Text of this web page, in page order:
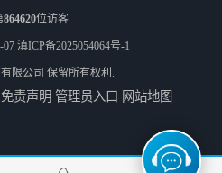
迪庆大型双机箱空降闸生成厂家
864620位访客
07 滇ICP备2025054064号-1
限公司 保留所有权利.
免责声明 管理员入口 网站地图